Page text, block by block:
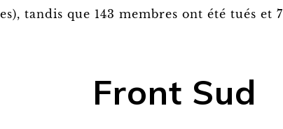
tandis que 143 membres ont été tués et
Front Sud